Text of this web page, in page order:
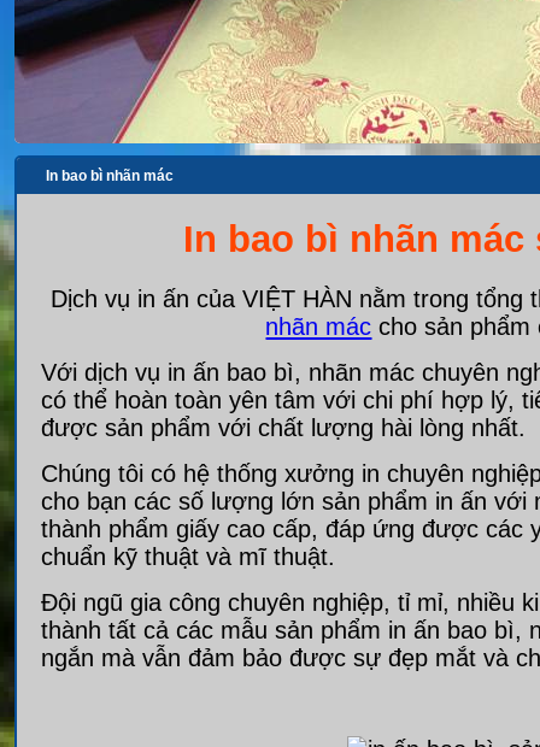
In bao bì nhãn mác
In bao bì nhãn mác
Dịch vụ in ấn của VIỆT HÀN nằm trong tổng
nhãn mác cho sản phẩm
Với dịch vụ in ấn bao bì, nhãn mác chuyên
có thể hoàn toàn yên tâm với chi phí hợp lý,
được sản phẩm với chất lượng hài lòng nhất.
Chúng tôi có hệ thống xưởng in chuyên
cho bạn các số lượng lớn sản phẩm in ấn với
thành phẩm giấy cao cấp, đáp ứng được các
chuẩn kỹ thuật và mĩ thuật.
Đội ngũ gia công chuyên nghiệp, tỉ mỉ, nhiều
thành tất cả các mẫu sản phẩm in ấn bao bì,
ngắn mà vẫn đảm bảo được sự đẹp mắt và